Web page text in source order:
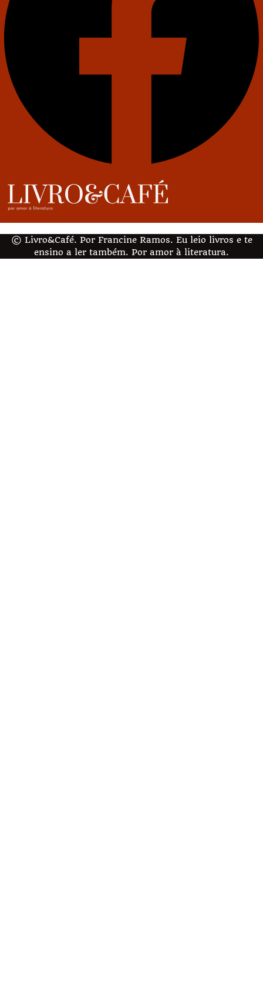
© Livro&Café. Por Francine Ramos. Eu leio livros e te
ensino a ler também. Por amor à literatura.